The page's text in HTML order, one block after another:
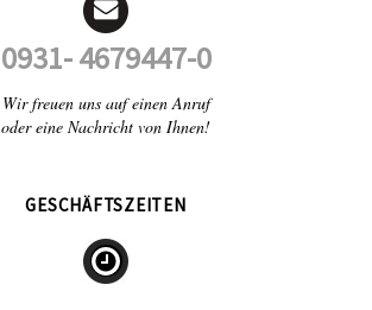
0931- 4679447-0
Wir freuen uns auf einen Anruf
oder eine Nachricht von Ihnen!
GESCHÄFTSZEITEN